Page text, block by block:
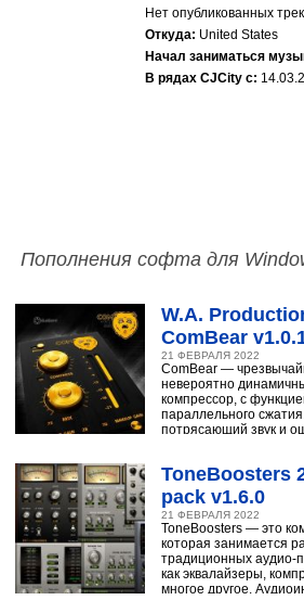
Нет опубликованных
Откуда: United States
Начал заниматься
В рядах CJCity с:
Пополнения софта для
W.A.
ComBear
21 ФЕВРАЛЯ 2022
ComBear —
невероятно
компрессор, с
параллельного
потрясающий звук и
ToneBoosters
pack v1.6.0
21 ФЕВРАЛЯ 2022
ToneBoosters — это
которая занимается
традиционных аудио-
как эквалайзеры,
многое другое.